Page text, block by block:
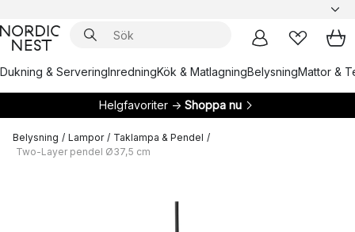
Dukning & ServeringInredningKök & MatlagningBelysningMattor &
Helgfavoriter → Shoppa nu
Belysning / Lampor / Taklampa & Pendel /
Two-Layer pendel Ø37,5 cm